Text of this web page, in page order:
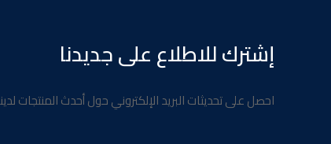
إشترك للاطلاع على جديدنا
احصل على تحديثات البريد الإلكتروني حول أحدث المنتجات